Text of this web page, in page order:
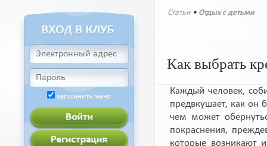
запомнить меня
Статьи • Отдых с детьми
Как выбрать
Каждый человек,
предвкушает, как он
чем может
покраснения,
которые возникают